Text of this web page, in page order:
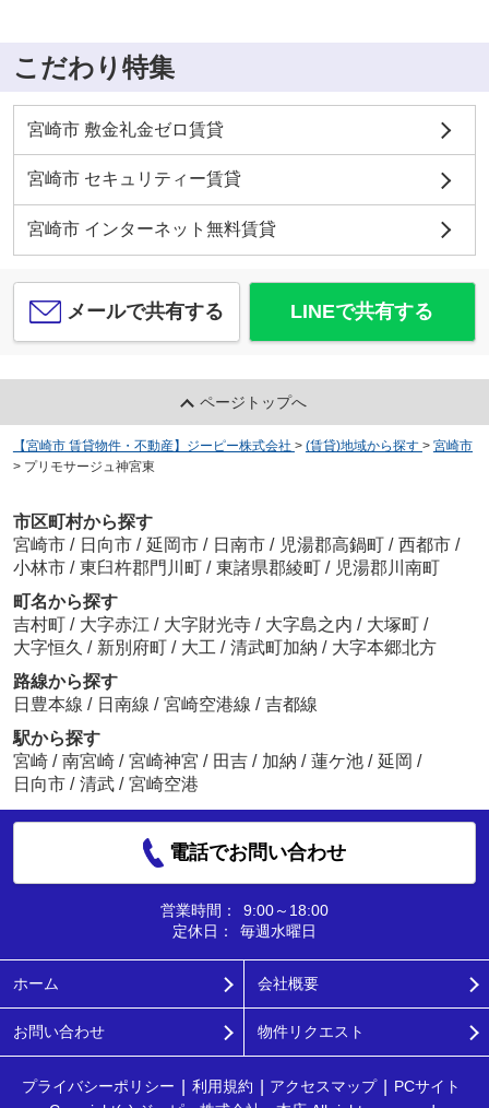
こだわり特集
宮崎市 敷金礼金ゼロ賃貸
宮崎市 セキュリティー賃貸
宮崎市 インターネット無料賃貸
メールで共有する LINEで共有する
ページトップへ
【宮崎市 賃貸物件・不動産】ジーピー株式会社 > (賃貸)地域から探す > 宮崎市
> プリモサージュ神宮東
市区町村から探す
宮崎市 / 日向市 / 延岡市 / 日南市 / 児湯郡高鍋町 / 西都市 /
小林市 / 東臼杵郡門川町 / 東諸県郡綾町 / 児湯郡川南町
町名から探す
吉村町 / 大字赤江 / 大字財光寺 / 大字島之内 / 大塚町 /
大字恒久 / 新別府町 / 大工 / 清武町加納 / 大字本郷北方
路線から探す
日豊本線 / 日南線 / 宮崎空港線 / 吉都線
駅から探す
宮崎 / 南宮崎 / 宮崎神宮 / 田吉 / 加納 / 蓮ケ池 / 延岡 /
日向市 / 清武 / 宮崎空港
電話でお問い合わせ
営業時間：
9:00～18:00
定休日：
毎週水曜日
ホーム 会社概要
お問い合わせ 物件リクエスト
プライバシーポリシー 利用規約 アクセスマップ
PCサイト